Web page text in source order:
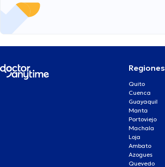
Regiones
Quito
Cuenca
Guayaquil
Manta
Portoviejo
Machala
Loja
Ambato
Azogues
Quevedo